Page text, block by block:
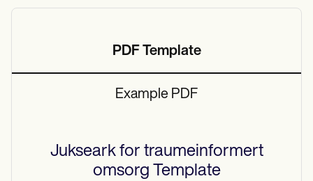
PDF Template
Example PDF
Jukseark for traumeinformert
omsorg Template